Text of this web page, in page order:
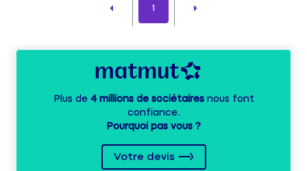
1
Plus de 4 millions de sociétairesnous font
confiance.
Pourquoi pas vous ?
Votre devis